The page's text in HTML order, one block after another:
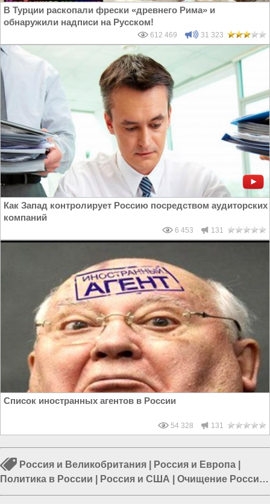
В Турции раскопали фрески «древнего Рима» и
обнаружили надписи на Русском!
612 469 31 323
Как Запад контролирует Россию посредством аудиторских
компаний
6 453 131
Список иностранных агентов в России
54 328 131
Россия и Великобритания Россия и Европа
Политика в России
Россия и США Очищение России|
Россия и ЕС|Алексей Навальный